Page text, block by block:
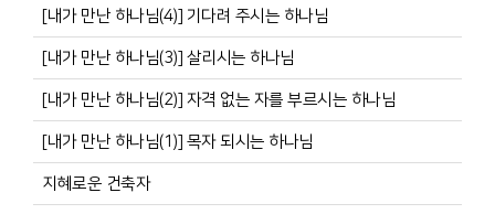
[내가 만난 하나님(4)] 기다려 주시는 하나님
[내가 만난 하나님(3)] 살리시는 하나님
[내가 만난 하나님(2)] 자격 없는 자를 부르시는 하나님
[내가 만난 하나님(1)] 목자 되시는 하나님
지혜로운 건축자